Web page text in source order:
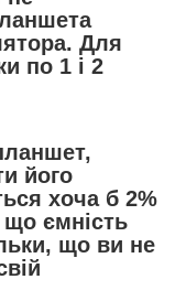
Для
по 1 і 2
його
хоча б 2%
ємність
що ви не